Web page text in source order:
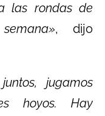
las rondas de
, dijo
jugamos
hoyos. Hay